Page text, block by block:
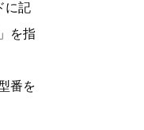
に記
を指
番を